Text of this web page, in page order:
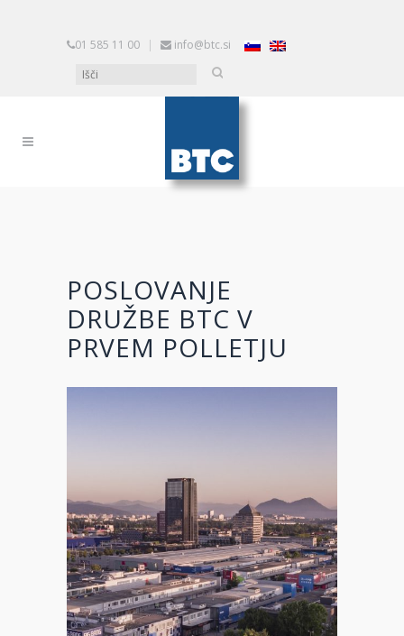
01 585 11 00 | info@btc.si
POSLOVANJE
DRUŽBE BTC V
PRVEM POLLETJU